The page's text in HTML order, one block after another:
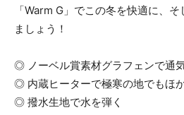
「Warm G」でこの冬を快適に、
ましょう！
◎ ノーベル賞素材グラフェンで通
◎ 内蔵ヒーターで極寒の地でもほ
◎ 撥水生地で水を弾く